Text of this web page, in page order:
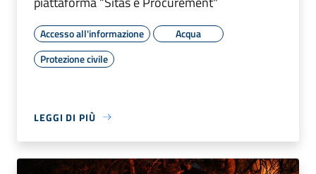
Accesso all'informazione
Acqua
Protezione civile
LEGGI DI PIÙ